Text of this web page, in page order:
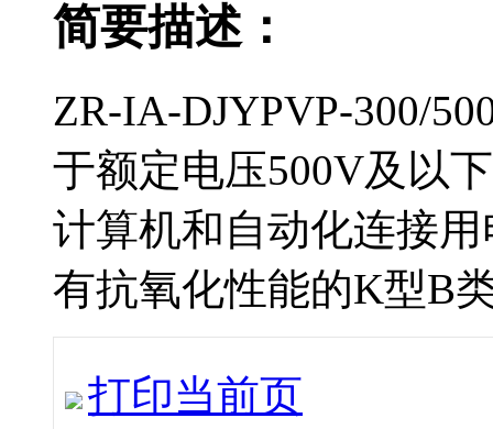
简要描述：
ZR-IA-DJYPVP-300/
于额定电压500V及以
计算机和自动化连接用
有抗氧化性能的K型B类
打印当前页